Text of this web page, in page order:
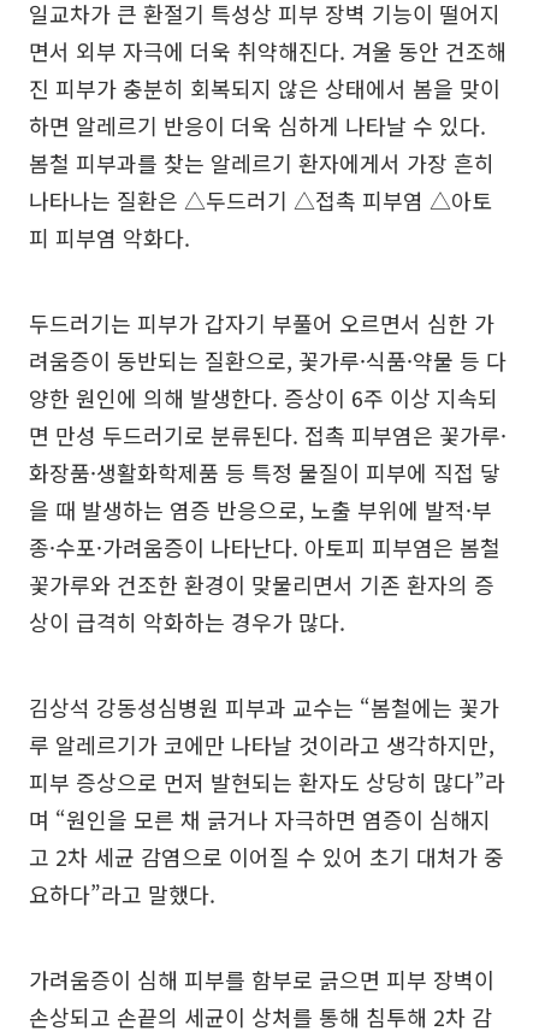
일교차가 큰 환절기 특성상 피부 장벽 기능이 떨어지
면서 외부 자극에 더욱 취약해진다. 겨울 동안 건조해
진 피부가 충분히 회복되지 않은 상태에서 봄을 맞이
하면 알레르기 반응이 더욱 심하게 나타날 수 있다.
봄철 피부과를 찾는 알레르기 환자에게서 가장 흔히
나타나는 질환은 △두드러기 △접촉 피부염 △아토
피 피부염 악화다.
두드러기는 피부가 갑자기 부풀어 오르면서 심한 가
려움증이 동반되는 질환으로, 꽃가루·식품·약물 등 다
양한 원인에 의해 발생한다. 증상이 6주 이상 지속되
면 만성 두드러기로 분류된다. 접촉 피부염은 꽃가루·
화장품·생활화학제품 등 특정 물질이 피부에 직접 닿
을 때 발생하는 염증 반응으로, 노출 부위에 발적·부
종·수포·가려움증이 나타난다. 아토피 피부염은 봄철
꽃가루와 건조한 환경이 맞물리면서 기존 환자의 증
상이 급격히 악화하는 경우가 많다.
김상석 강동성심병원 피부과 교수는 “봄철에는 꽃가
루 알레르기가 코에만 나타날 것이라고 생각하지만,
피부 증상으로 먼저 발현되는 환자도 상당히 많다”라
며 “원인을 모른 채 긁거나 자극하면 염증이 심해지
고 2차 세균 감염으로 이어질 수 있어 초기 대처가 중
요하다”라고 말했다.
가려움증이 심해 피부를 함부로 긁으면 피부 장벽이
손상되고 손끝의 세균이 상처를 통해 침투해 2차 감